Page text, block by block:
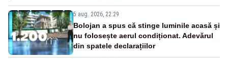
5 aug. 2026, 22:29
Bolojan a spus că stinge luminile acasă și
nu folosește aerul condiționat. Adevărul
din spatele declarațiilor